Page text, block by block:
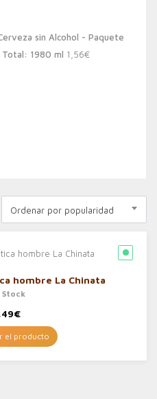
sin Alcohol - Paquete
1980 ml 1,56€
Ordenar por popularidad
hombre La Chinata
Stock
€
el producto